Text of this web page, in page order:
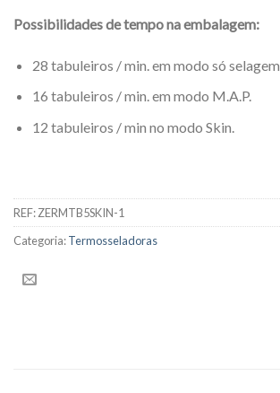
Possibilidades de tempo na embalagem:
28 tabuleiros / min. em modo só selagem.
16 tabuleiros / min. em modo M.A.P.
12 tabuleiros / min no modo Skin.
REF:ZERMTB5SKIN-1
Categoria:Termosseladoras